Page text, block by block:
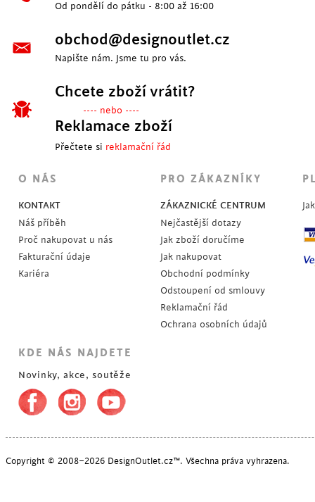
Od pondělí do pátku - 8:00 až 16:00
obchod@designoutlet.cz
Napište nám. Jsme tu pro vás.
Chcete zboží vrátit?
---- nebo ----
Reklamace zboží
Přečtete si reklamační řád
O NÁS
KONTAKT
Náš příběh
Proč nakupovat u nás
Fakturační údaje
Kariéra
PRO ZÁKAZNÍKY
ZÁKAZNICKÉ CENTRUM
Nejčastější dotazy
Jak zboží doručíme
Jak nakupovat
Obchodní podmínky
Odstoupení od smlouvy
Reklamační řád
Ochrana osobních údajů
KDE NÁS NAJDETE
Novinky, akce, soutěže
Copyright © 2008–2026 DesignOutlet.cz™. Všechna práva vyhrazena.